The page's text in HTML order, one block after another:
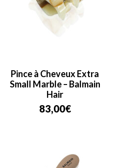
Pince à Cheveux Extra
Small Marble – Balmain
Hair
83,00€